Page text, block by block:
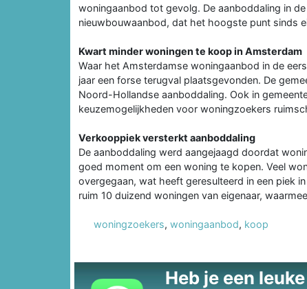
woningaanbod tot gevolg. De aanboddaling in
nieuwbouwaanbod, dat het hoogste punt sinds
Kwart minder woningen te koop in Amsterdam
Waar het Amsterdamse woningaanbod in de
jaar een forse terugval plaatsgevonden. De
Noord-Hollandse aanboddaling. Ook in
keuzemogelijkheden voor woningzoekers
Verkooppiek versterkt aanboddaling
De aanboddaling werd aangejaagd doordat
goed moment om een woning te kopen. Veel
overgegaan, wat heeft geresulteerd in een piek
ruim 10 duizend woningen van eigenaar,
woningzoekers, woningaanbod, koop
Heb je een